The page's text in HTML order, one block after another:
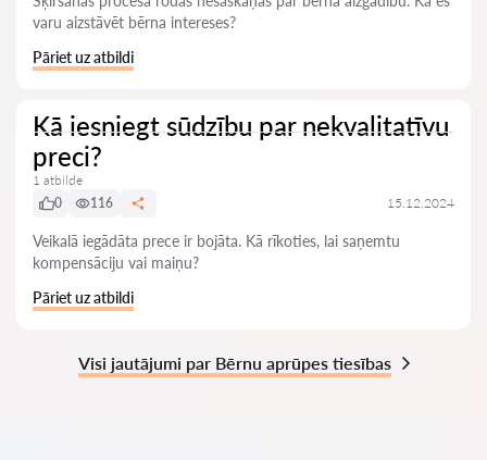
varu aizstāvēt bērna intereses?
Pāriet uz atbildi
Kā iesniegt sūdzību par nekvalitatīvu
preci?
1 atbilde
0
116 15.12.2024
Veikalā iegādāta prece ir bojāta. Kā rīkoties, lai saņemtu
kompensāciju vai maiņu?
Pāriet uz atbildi
Visi jautājumi par Bērnu aprūpes tiesības